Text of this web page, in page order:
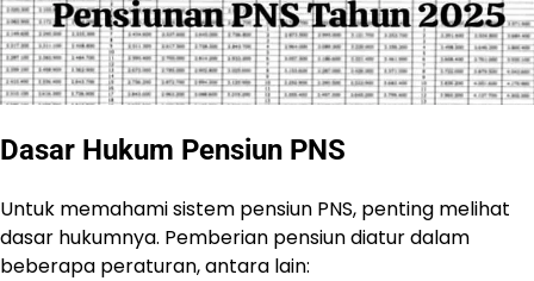
Dasar Hukum Pensiun PNS
Untuk memahami sistem pensiun PNS, penting melihat
dasar hukumnya. Pemberian pensiun diatur dalam
beberapa peraturan, antara lain: